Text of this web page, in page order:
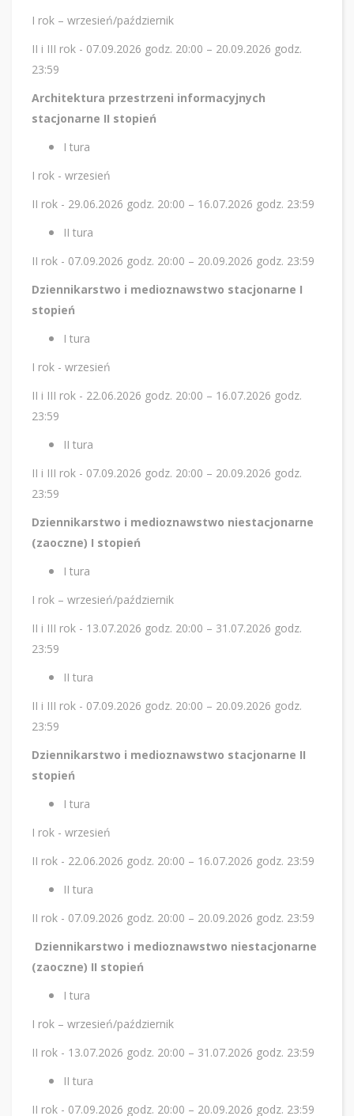
I rok – wrzesień/październik
II i III rok - 07.09.2026 godz. 20:00 – 20.09.2026 godz.
23:59
Architektura przestrzeni informacyjnych
stacjonarne II stopień
I tura
I rok - wrzesień
II rok - 29.06.2026 godz. 20:00 – 16.07.2026 godz. 23:59
II tura
II rok - 07.09.2026 godz. 20:00 – 20.09.2026 godz. 23:59
Dziennikarstwo i medioznawstwo stacjonarne I
stopień
I tura
I rok - wrzesień
II i III rok - 22.06.2026 godz. 20:00 – 16.07.2026 godz.
23:59
II tura
II i III rok - 07.09.2026 godz. 20:00 – 20.09.2026 godz.
23:59
Dziennikarstwo i medioznawstwo niestacjonarne
(zaoczne) I stopień
I tura
I rok – wrzesień/październik
II i III rok - 13.07.2026 godz. 20:00 – 31.07.2026 godz.
23:59
II tura
II i III rok - 07.09.2026 godz. 20:00 – 20.09.2026 godz.
23:59
Dziennikarstwo i medioznawstwo stacjonarne II
stopień
I tura
I rok - wrzesień
II rok - 22.06.2026 godz. 20:00 – 16.07.2026 godz. 23:59
II tura
II rok - 07.09.2026 godz. 20:00 – 20.09.2026 godz. 23:59
Dziennikarstwo i medioznawstwo niestacjonarne
(zaoczne) II stopień
I tura
I rok – wrzesień/październik
II rok - 13.07.2026 godz. 20:00 – 31.07.2026 godz. 23:59
II tura
II rok - 07.09.2026 godz. 20:00 – 20.09.2026 godz. 23:59